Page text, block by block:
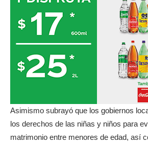
Asimismo subrayó que los gobiernos
los derechos de las niñas y niños para
matrimonio entre menores de edad, así